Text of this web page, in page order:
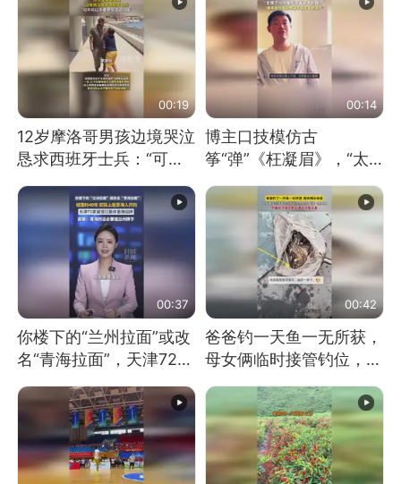
00:19
12岁摩洛哥男孩边境哭泣
恳求西班牙士兵：“可不
00:14
博主口技模仿古
筝“弹”《枉凝眉》，“太
吗？”“或将成为首位考级
不带古筝的选手。”（来
源：新华每日电讯）
00:37
你楼下的“兰州拉面”或改
名“青海拉面”，天津72家
00:42
爸爸钓一天鱼一无所获，
母女俩临时接管钓位，用